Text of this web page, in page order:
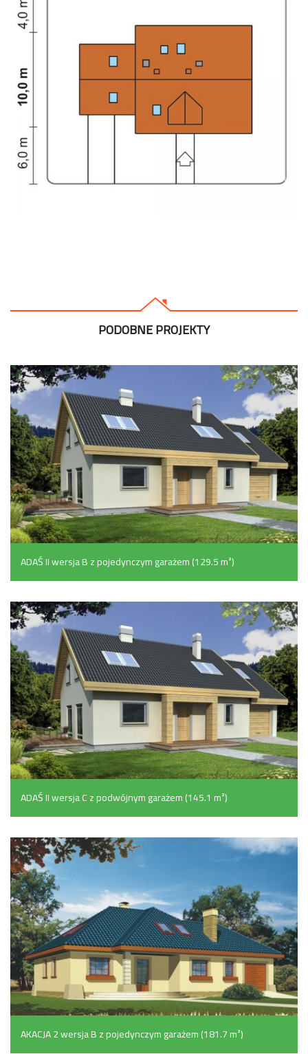
PODOBNE PROJEKTY
ADAŚ II wersja B z pojedynczym garażem (129.5 m²)
ADAŚ II wersja C z podwójnym garażem (145.1 m²)
AKACJA 2 wersja B z pojedynczym garażem (181.7 m²)